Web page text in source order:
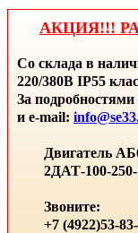
АКЦИЯ!!!
Со склада в
220/380В IP55
За
и e-mail:
Двигатель
2ДАТ-100-
Звоните:
+7 (4922)53-